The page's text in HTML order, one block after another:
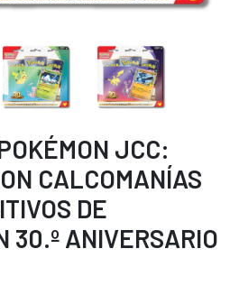
JCC:
CALCOMANÍAS
DE
30.º ANIVERSARIO